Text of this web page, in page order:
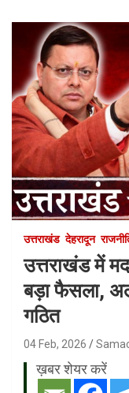
उत्तराखंड देहरादून
उत्तराखंड में
बड़ा फैसला,
गठित
04 Feb, 2026
ख़बर शेयर करें